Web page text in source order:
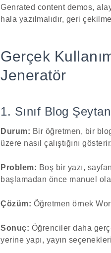
Genrated content demos,
hala yazılmalıdır, geri
Gerçek
Jeneratör
1. Sınıf Blog
Durum: Bir öğretmen, bir
üzere nasıl çalıştığını gösterir.
Problem: Boş bir yazı,
başlamadan önce manuel
Çözüm: Öğretmen örnek
Sonuç: Öğrenciler daha
yerine yapı, yayın